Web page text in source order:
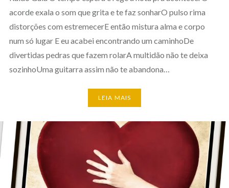
acorde exala o som que grita e te faz sonharO pulso rima
distorções com estremecerE então mistura alma e corpo
num só lugar E eu acabei encontrando um caminhoDe
divertidas pedras que fazem rolarA multidão não te deixa
sozinhoUma guitarra assim não te abandona…
LEIA MAIS